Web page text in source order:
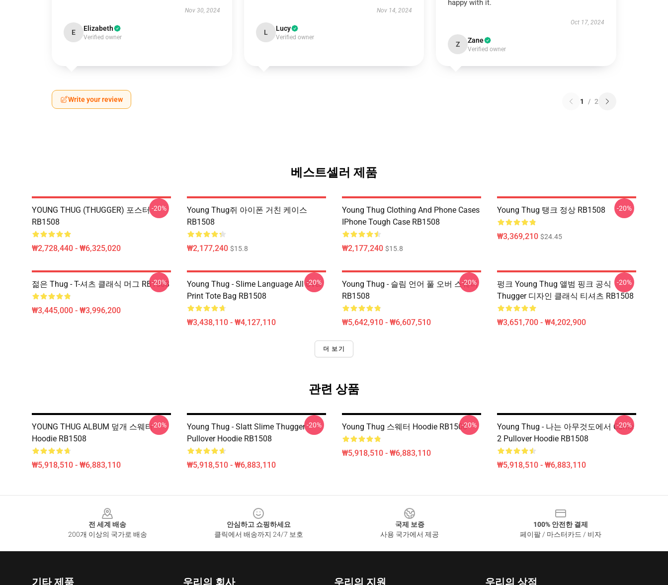
Nov 30, 2024
E Elizabeth
Verified owner
Nov 14, 2024
L Lucy
Verified owner
happy with it.
Oct 17, 2024
Z Zane
Verified owner
Write your review 1 / 2
베스트셀러 제품
YOUNG THUG (THUGGER) 포스터
RB1508
₩2,728,440 - ₩6,325,020
-20%
Young Thug쥐 아이폰 거친 케이스
RB1508
₩2,177,240 $15.8
Young Thug Clothing And Phone Cases
IPhone Tough Case RB1508
₩2,177,240 $15.8
Young Thug 탱크 정상 RB1508
₩3,369,210 $24.45
-20%
젊은 Thug - T-셔츠 클래식 머그 RB1508
₩3,445,000 - ₩3,996,200
-20%
Young Thug - Slime Language All Over
Print Tote Bag RB1508
₩3,438,110 - ₩4,127,110
-20%
Young Thug - 슬림 언어 풀 오버 스웨터
RB1508
₩5,642,910 - ₩6,607,510
-20%
펑크 Young Thug 앨범 핑크 공식
Thugger 디자인 클래식 티셔츠 RB1508
₩3,651,700 - ₩4,202,900
-20%
더 보기
관련 상품
YOUNG THUG ALBUM 덮개 스웨터
Hoodie RB1508
₩5,918,510 - ₩6,883,110
-20%
Young Thug - Slatt Slime Thugger
Pullover Hoodie RB1508
₩5,918,510 - ₩6,883,110
-20% Young Thug 스웨터 Hoodie RB1508
₩5,918,510 - ₩6,883,110
-20%
Young Thug - 나는 아무것도에서 Came
2 Pullover Hoodie RB1508
₩5,918,510 - ₩6,883,110
-20%
전 세계 배송
200개 이상의 국가로 배송
안심하고 쇼핑하세요
클릭에서 배송까지 24/7 보호
국제 보증
사용 국가에서 제공
100% 안전한 결제
페이팔 / 마스터카드 / 비자
기타 제품 우리의 회사 우리의 지원 우리의 상점